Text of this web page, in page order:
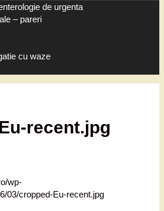
de urgenta
– pareri
cu waze
recent.jpg
wp-
03/cropped-Eu-recent.jpg